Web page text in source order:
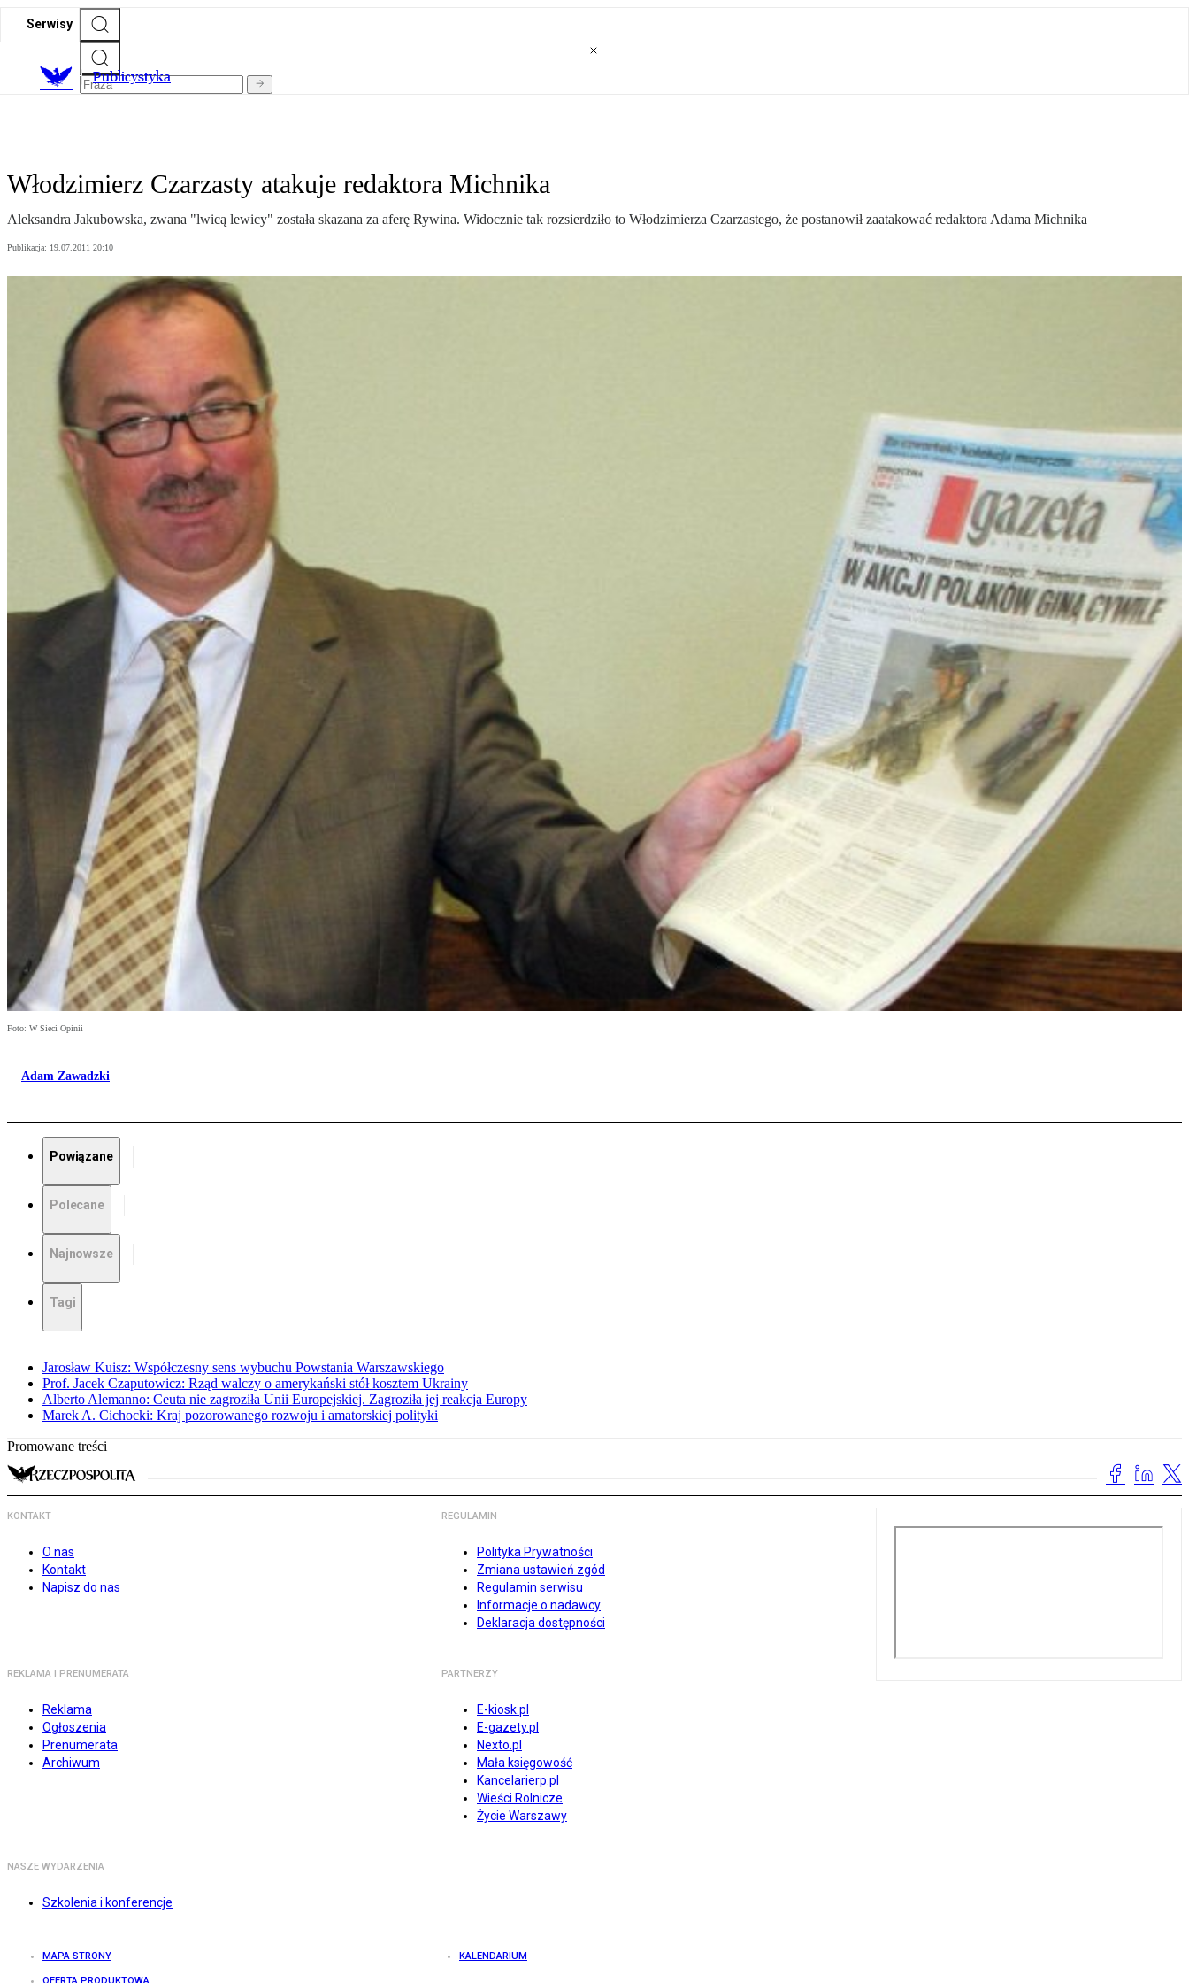
Serwisy
Publicystyka
Włodzimierz Czarzasty atakuje redaktora Michnika
Aleksandra Jakubowska, zwana "lwicą lewicy" została skazana za aferę Rywina. Widocznie tak rozsierdziło to Włodzimierza Czarzastego, że postanowił zaatakować redaktora Adama Michnika
Publikacja: 19.07.2011 20:10
Foto: W Sieci Opinii
Adam Zawadzki
Powiązane
Polecane
Najnowsze
Tagi
Jarosław Kuisz: Współczesny sens wybuchu Powstania Warszawskiego
Prof. Jacek Czaputowicz: Rząd walczy o amerykański stół kosztem Ukrainy
Alberto Alemanno: Ceuta nie zagroziła Unii Europejskiej. Zagroziła jej reakcja Europy
Marek A. Cichocki: Kraj pozorowanego rozwoju i amatorskiej polityki
Promowane treści
KONTAKT
O nas
Kontakt
Napisz do nas
REGULAMIN
Polityka Prywatności
Zmiana ustawień zgód
Regulamin serwisu
Informacje o nadawcy
Deklaracja dostępności
REKLAMA I PRENUMERATA
Reklama
Ogłoszenia
Prenumerata
Archiwum
PARTNERZY
E-kiosk.pl
E-gazety.pl
Nexto.pl
Mała księgowość
Kancelarierp.pl
Wieści Rolnicze
Życie Warszawy
NASZE WYDARZENIA
Szkolenia i konferencje
MAPA STRONY KALENDARIUM